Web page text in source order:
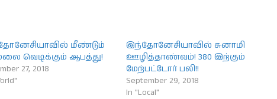
மீண்டும்
வெடிக்கும் ஆபத்து!
27, 2018
இந்தோனேசியாவில் சுனாமி
ஊழித்தாண்வம்! 380 இற்கும்
மேற்பட்டோர் பலி!!
September 29, 2018
In "Local"